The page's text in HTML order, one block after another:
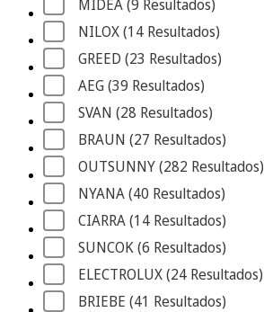
MIDEA (9 Resultados)
NILOX (14 Resultados)
GREED (23 Resultados)
AEG (39 Resultados)
SVAN (28 Resultados)
BRAUN (27 Resultados)
OUTSUNNY (282 Resultados)
NYANA (40 Resultados)
CIARRA (14 Resultados)
SUNCOK (6 Resultados)
ELECTROLUX (24 Resultados)
BRIEBE (41 Resultados)